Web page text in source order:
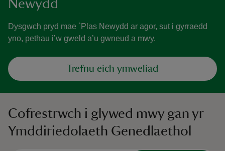
Newydd
Dysgwch pryd mae `Plas Newydd ar agor, sut i gyrraedd
yno, pethau i’w gweld a’u gwneud a mwy.
Trefnu eich ymweliad
Cofrestrwch i glywed mwy gan yr
Ymddiriedolaeth Genedlaethol